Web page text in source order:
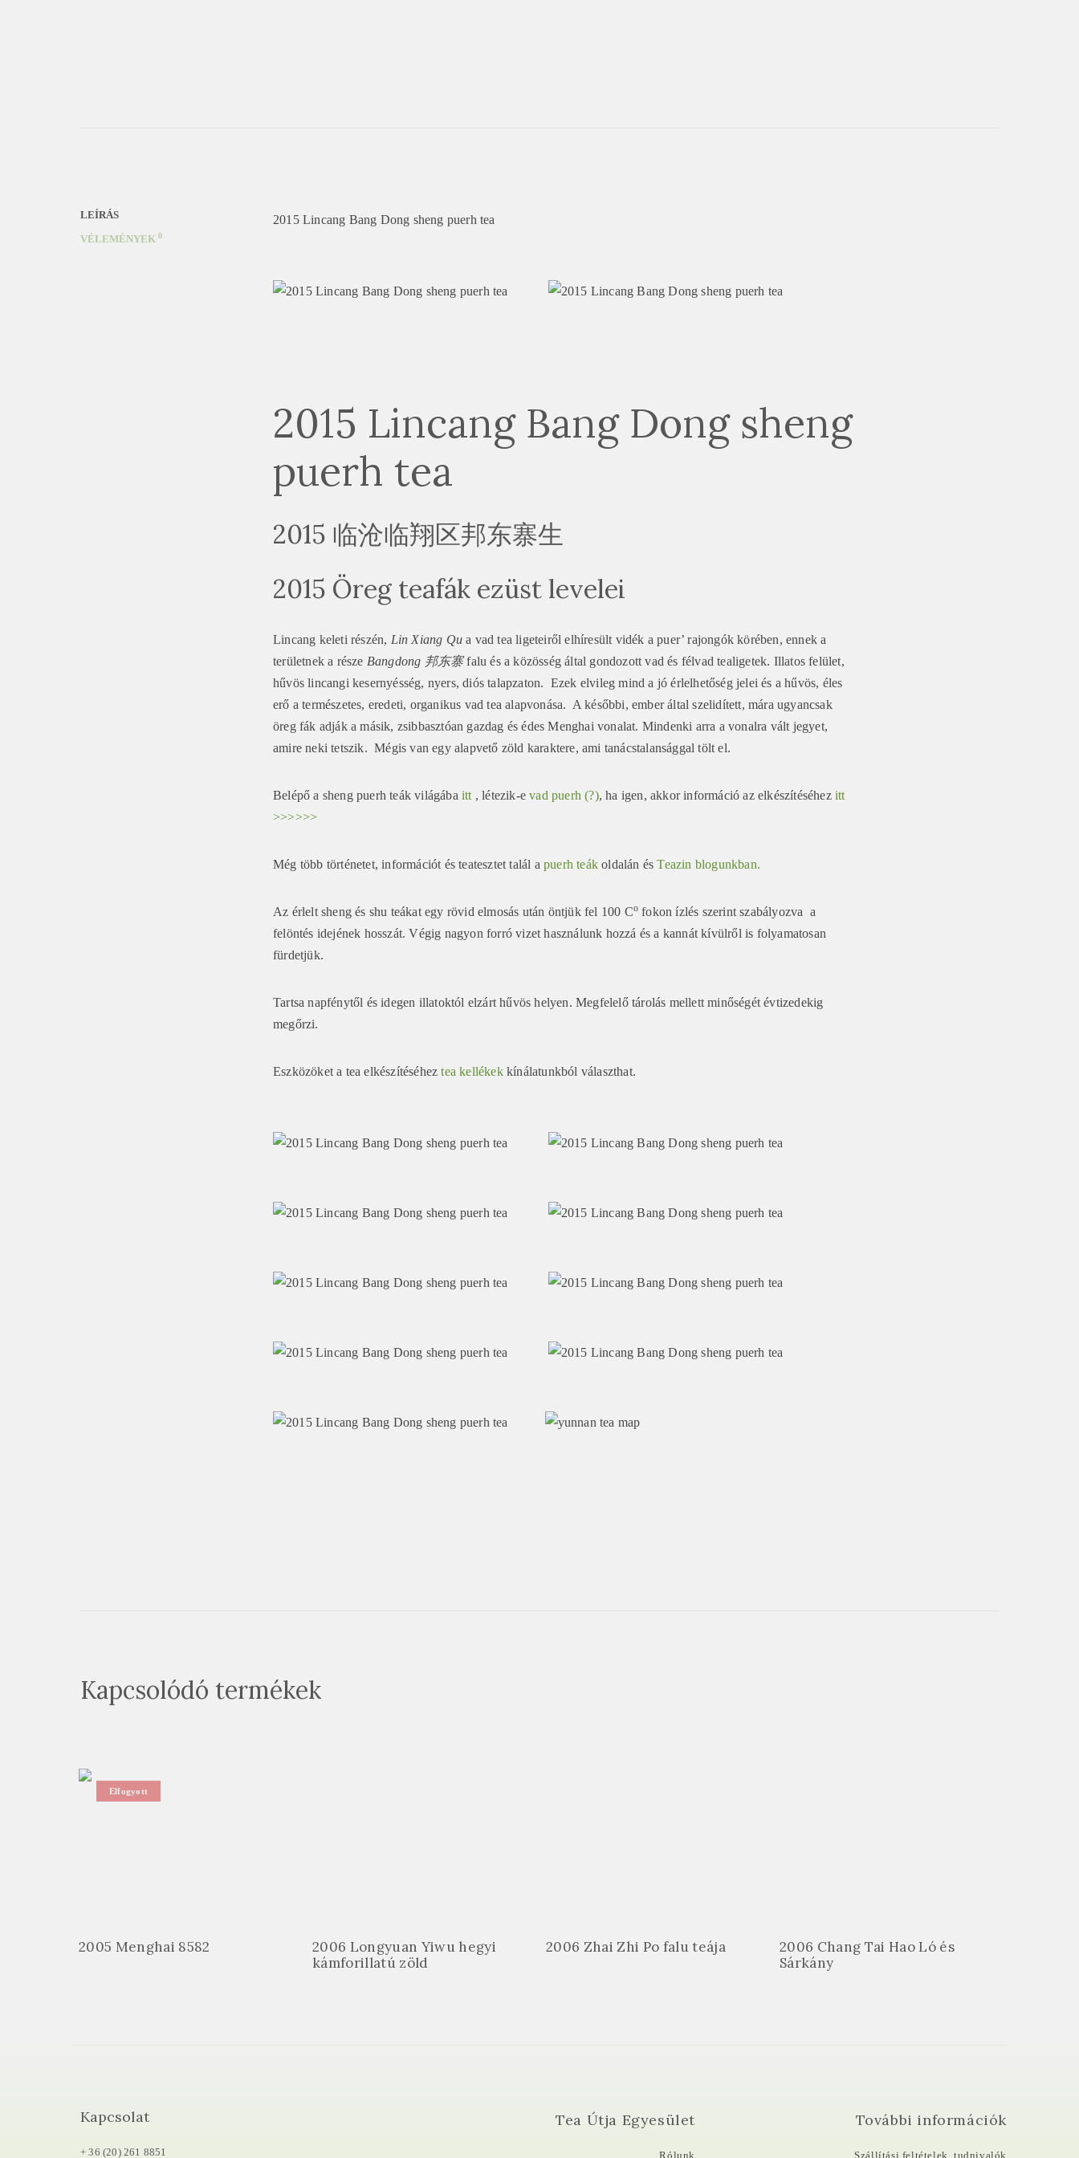
LEÍRÁS
VÉLEMÉNYEK 0
2015 Lincang Bang Dong sheng puerh tea
2015 Lincang Bang Dong sheng
puerh tea
2015 临沧临翔区邦东寨生
2015 Öreg teafák ezüst levelei
Lincang keleti részén, Lin Xiang Qu a vad tea ligeteiről elhíresült vidék a puer’ rajongók körében, ennek a
területnek a része Bangdong 邦东寨falu és a közösség által gondozott vad és félvad tealigetek. Illatos felület,
hűvös lincangi kesernyésség, nyers, diós talapzaton. Ezek elvileg mind a jó érlelhetőség jelei és a hűvös, éles
erő a természetes, eredeti, organikus vad tea alapvonása. A későbbi, ember által szelidített, mára ugyancsak
öreg fák adják a másik, zsibbasztóan gazdag és édes Menghai vonalat. Mindenki arra a vonalra vált jegyet,
amire neki tetszik. Mégis van egy alapvető zöld karaktere, ami tanácstalansággal tölt el.
Belépő a sheng puerh teák világába itt , létezik-evad puerh (?), ha igen, akkor információ az elkészítéséhezitt
>>>>>>
Még több történetet, információt és teatesztet talál apuerh teák oldalán és Teazin blogunkban.
Az érlelt sheng és shu teákat egy rövid elmosás után öntjük fel 100 Co fokon ízlés szerint szabályozva a
felöntés idejének hosszát. Végig nagyon forró vizet használunk hozzá és a kannát kívülről is folyamatosan
fürdetjük.
Tartsa napfénytől és idegen illatoktól elzárt hűvös helyen. Megfelelő tárolás mellett minőségét évtizedekig
megőrzi.
Eszközöket a tea elkészítéséhez tea kellékek kínálatunkból választhat.
Kapcsolódó termékek
Elfogyott
2005 Menghai 8582
2006 Longyuan Yiwu hegyi
kámforillatú zöld
2006 Zhai Zhi Po falu teája
2006 Chang Tai Hao Ló és
Sárkány
Kapcsolat
+ 36 (20) 261 8851
Tea Útja Egyesület
Rólunk
További információk
Szállítási feltételek, tudnivalók